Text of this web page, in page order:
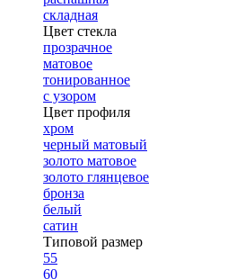
складная
Цвет стекла
прозрачное
матовое
тонированное
с узором
Цвет профиля
хром
черный матовый
золото матовое
золото глянцевое
бронза
белый
сатин
Типовой размер
55
60